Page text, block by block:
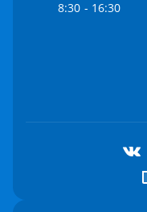
8:30 - 16:30